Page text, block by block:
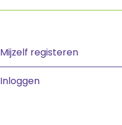
Mijzelf registeren
Inloggen